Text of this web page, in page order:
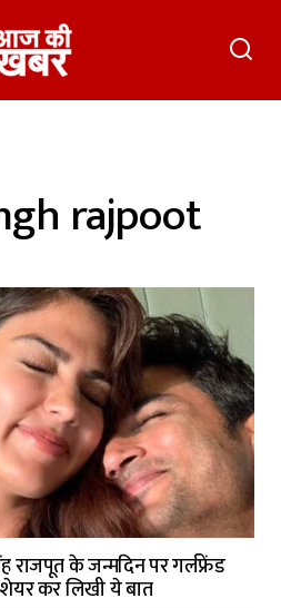
rajpoot
राजपूत के जन्मदिन पर गर्लफ्रेंड
शेयर कर लिखी ये बात